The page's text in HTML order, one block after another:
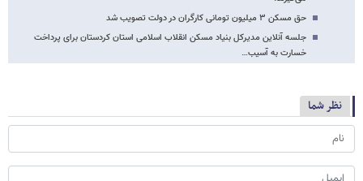
حق مسکن ۳ میلیون تومانی کارگران در دولت تصویب شد
جلسه‌ آنلاین مدیرکل بنیاد مسکن انقلاب اسلامی استان کردستان برای پرداخت
خسارت به آسیب…
نظر شما